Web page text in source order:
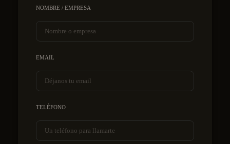
NOMBRE / EMPRESA
EMAIL
TELÉFONO